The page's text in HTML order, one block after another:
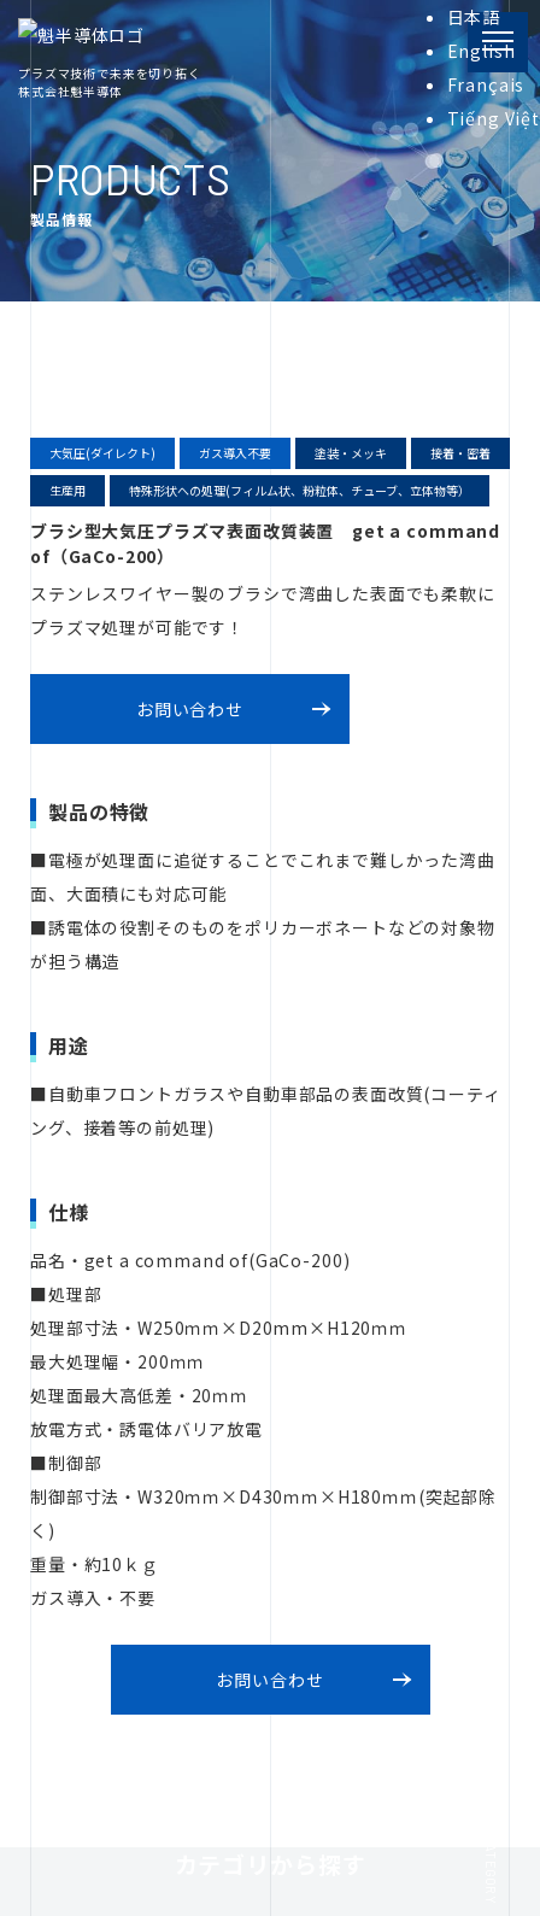
日本語
English
Français
Tiếng Việt
プラズマ技術で未来を切り拓く
株式会社魁半導体
PRODUCT
製品情報
INFORMATION
プラズマ関連資料
RECRUIT
採用情報
無料お見積り
PRODUCTS
製品情報
大気圧(ダイレクト) ガス導入不要 塗装・メッキ 接着・密着
生産用 特殊形状への処理(フィルム状、粉粒体、チューブ、立体物等）
ブラシ型大気圧プラズマ表面改質装置 get a command
of（GaCo-200）
ステンレスワイヤー製のブラシで湾曲した表面でも柔軟に
プラズマ処理が可能です！
お問い合わせ
製品の特徴
■電極が処理面に追従することでこれまで難しかった湾曲
面、大面積にも対応可能
■誘電体の役割そのものをポリカーボネートなどの対象物
が担う構造
用途
■自動車フロントガラスや自動車部品の表面改質(コーティ
ング、接着等の前処理)
仕様
品名・get a command of(GaCo-200)
■処理部
処理部寸法・W250ｍｍ×D20mm×H120ｍｍ
最大処理幅・200ｍｍ
処理面最大高低差・20ｍｍ
放電方式・誘電体バリア放電
■制御部
制御部寸法・W320ｍｍ×D430ｍｍ×H180ｍｍ(突起部除
く)
重量・約10ｋｇ
ガス導入・不要
お問い合わせ